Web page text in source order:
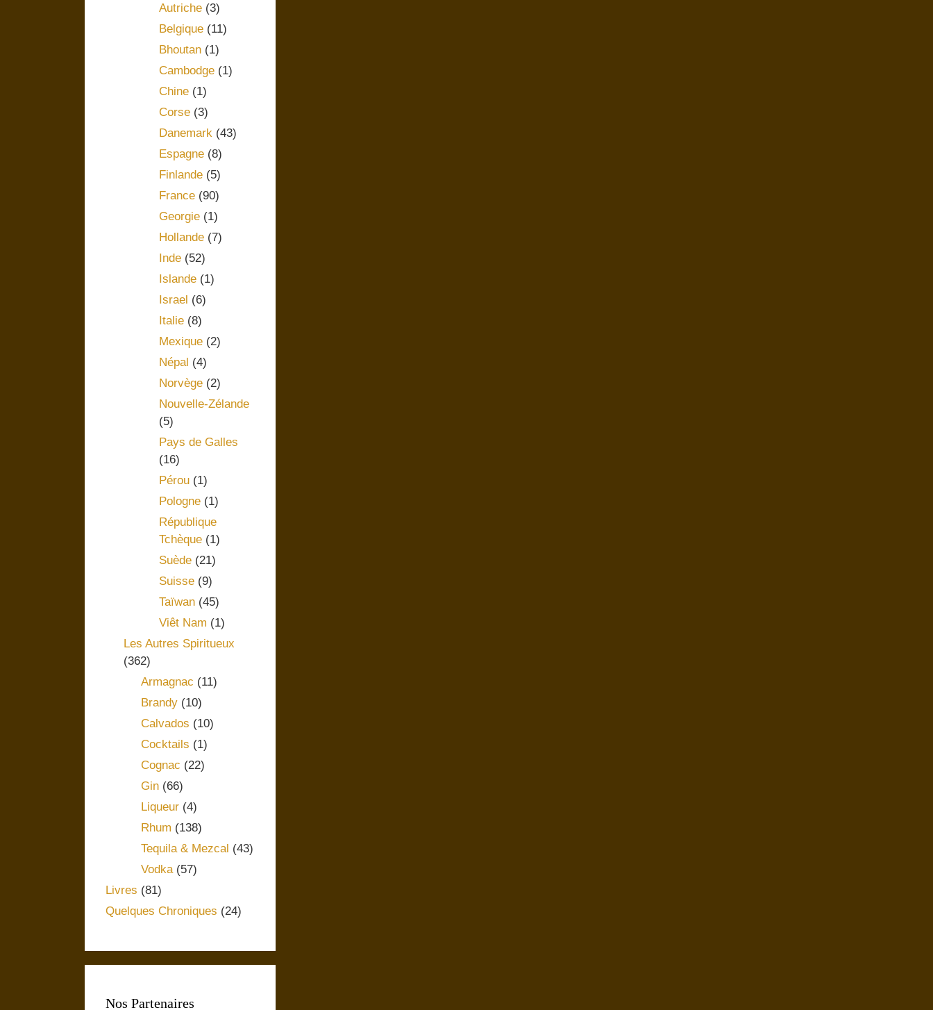
Autriche(3)
Belgique(11)
Bhoutan(1)
Cambodge(1)
Chine(1)
Corse(3)
Danemark (43)
Espagne(8)
Finlande(5)
France(90)
Georgie(1)
Hollande(7)
Inde(52)
Islande(1)
Israel (6)
Italie(8)
Mexique(2)
Népal (4)
Norvège(2)
Nouvelle-Zélande
(5)
Pays de Galles
(16)
Pérou(1)
Pologne(1)
République
Tchèque(1)
Suède(21)
Suisse(9)
Taïwan(45)
Viêt Nam (1)
Les Autres Spiritueux
(362)
Armagnac (11)
Brandy (10)
Calvados (10)
Cocktails (1)
Cognac (22)
Gin (66)
Liqueur (4)
Rhum (138)
Tequila & Mezcal (43)
Vodka (57)
Livres (81)
Quelques Chroniques (24)
Nos Partenaires